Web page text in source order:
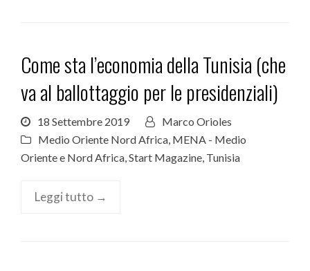
Come sta l’economia della Tunisia (che
va al ballottaggio per le presidenziali)
18 Settembre 2019
Marco Orioles
Medio Oriente Nord Africa MENA - Medio
Oriente e Nord Africa Start Magazine Tunisia
Leggi tutto →